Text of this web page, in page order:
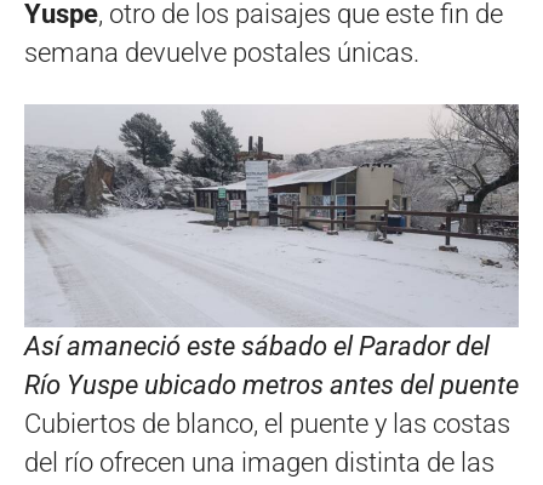
Yuspe, otro de los paisajes que este fin de
semana devuelve postales únicas.
Así amaneció este sábado el Parador del
Río Yuspe ubicado metros antes del puente
Cubiertos de blanco, el puente y las costas
del río ofrecen una imagen distinta de las